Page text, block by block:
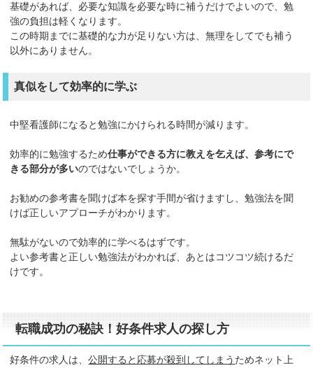
基礎があれば、必要な知識を必要な時に補うだけでよいので、勉
強の負担は軽くなります。
この時期までに基礎的な力が足りない方は、無理をしてでも補う
以外にありません。
真似をして効率的に学ぶ
中堅看護師になると勉強にかけられる時間が減ります。
効率的に勉強するため仕事ができる方に教えを乞えば、参考にで
きる部分が多いのではないでしょうか。
お勧めの参考書を聞けば本を探す手間が省けますし、勉強法を聞
けば正しいアプローチがわかります。
無駄がないので効率的に学べるはずです。
よい参考書と正しい勉強法がわかれば、あとはコツコツ続けるだ
けです。
転職成功の秘訣！好条件求人の探し方
好条件の求人は、公開すると応募が殺到してしまう ためネット上